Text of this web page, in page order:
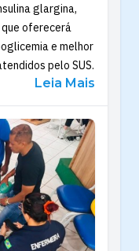
glargina,
oferecerá
e melhor
pelo SUS.
Leia Mais